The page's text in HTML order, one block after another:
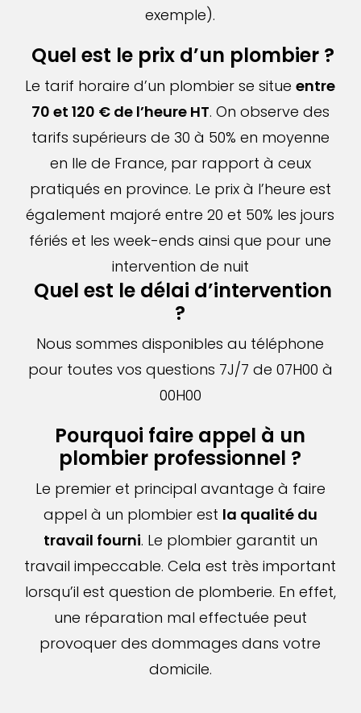
exemple).
Quel est le prix d’un plombier ?
Le tarif horaire d’un plombier se situeentre
70 et 120 € de l’heure HT. On observe des
tarifs supérieurs de 30 à 50% en moyenne
en Ile de France, par rapport à ceux
pratiqués en province. Le prix à l’heure est
également majoré entre 20 et 50% les jours
fériés et les week-ends ainsi que pour une
intervention de nuit
Quel est le délai d’intervention
?
Nous sommes disponibles au téléphone
pour toutes vos questions 7J/7 de 07H00 à
00H00
Pourquoi faire appel à un
plombier professionnel ?
Le premier et principal avantage à faire
appel à un plombier est la qualité du
travail fourni. Le plombier garantit un
travail impeccable. Cela est très important
lorsqu’il est question de plomberie. En effet,
une réparation mal effectuée peut
provoquer des dommages dans votre
domicile.